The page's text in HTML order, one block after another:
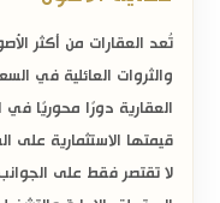
تُعد العقارات من أكثر
والثروات العائلية في
العقارية دورًا محوريًا
قيمتها الاستثمارية على
لا تقتصر فقط على